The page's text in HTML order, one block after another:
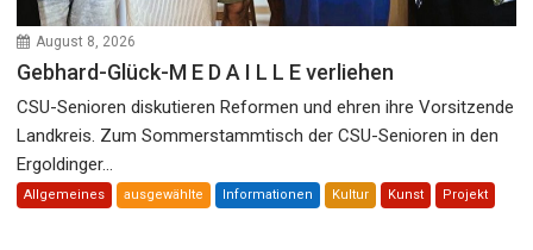
August 8, 2026
Gebhard-Glück-M E D A I L L E verliehen
CSU-Senioren diskutieren Reformen und ehren ihre Vorsitzende
Landkreis. Zum Sommerstammtisch der CSU-Senioren in den
Ergoldinger...
Allgemeines ausgewählte Informationen Kultur Kunst Projekt